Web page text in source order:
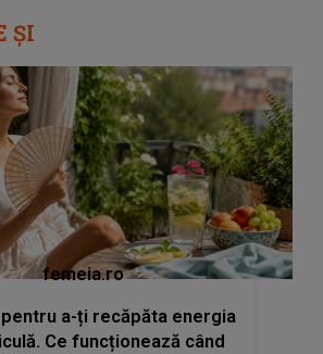
ȘI
femeia.ro
a-ți recăpăta energia
Ce funcționează când